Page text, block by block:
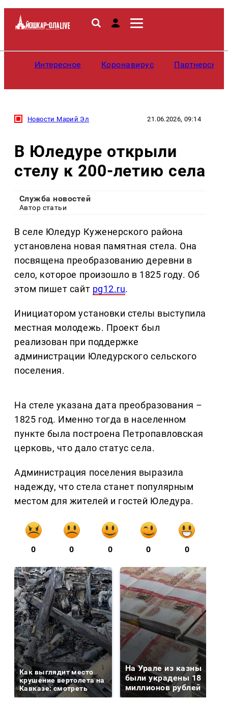
Интересное Коронавирус
Новости Марий Эл 21.06.2026, 09:14
В Юледуре открыли
стелу к 200-летию села
Служба новостей
Автор статьи
В селе Юледур Куженерского района
установлена новая памятная стела. Она
посвящена преобразованию деревни в
село, которое произошло в 1825 году. Об
этом пишет сайт pg12.ru.
Инициатором установки стелы выступила
местная молодежь. Проект был
реализован при поддержке
администрации Юледурского сельского
поселения.
На стеле указана дата преобразования –
1825 год. Именно тогда в населенном
пункте была построена Петропавловская
церковь, что дало статус села.
Администрация поселения выразила
надежду, что стела станет популярным
местом для жителей и гостей Юледура.
0 0 0 0 0
Как выглядит место
крушение вертолета на
Кавказе: смотреть
На Урале из казны
были украдены 18
миллионов рублей